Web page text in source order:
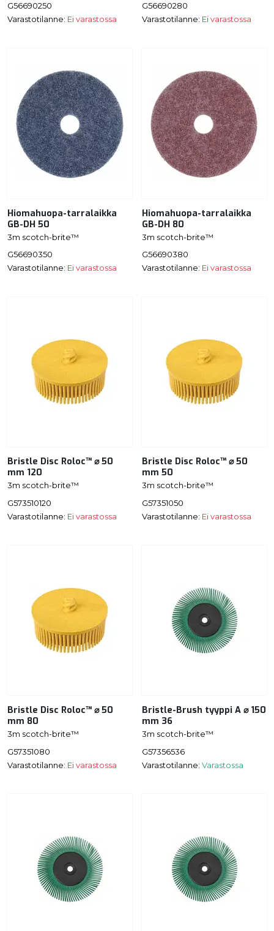
G56690250
Varastotilanne: Ei varastossa
G56690280
Varastotilanne: Ei varastossa
Hiomahuopa-tarralaikka
GB-DH 50
3m scotch-brite™
G56690350
Varastotilanne: Ei varastossa
Hiomahuopa-tarralaikka
GB-DH 80
3m scotch-brite™
G56690380
Varastotilanne: Ei varastossa
Bristle Disc Roloc™ ⌀ 50
mm 120
3m scotch-brite™
G573510120
Varastotilanne: Ei varastossa
Bristle Disc Roloc™ ⌀ 50
mm 50
3m scotch-brite™
G57351050
Varastotilanne: Ei varastossa
Bristle Disc Roloc™ ⌀ 50
mm 80
3m scotch-brite™
G57351080
Varastotilanne: Ei varastossa
Bristle-Brush tyyppi A ⌀ 150
mm 36
3m scotch-brite™
G57356536
Varastotilanne: Varastossa